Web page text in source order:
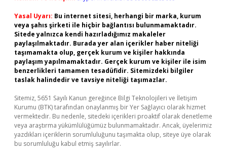
Yasal Uyarı: Bu internet sitesi, herhangi bir marka, kurum
veya şahıs şirketi ile hiçbir bağlantısı bulunmamaktadır.
Sitede yalnızca kendi hazırladığımız makaleler
paylaşılmaktadır. Burada yer alan içerikler haber niteliği
taşımamakta olup, gerçek kurum ve kişiler hakkında
paylaşım yapılmamaktadır. Gerçek kurum ve kişiler ile isim
benzerlikleri tamamen tesadüfidir. Sitemizdeki bilgiler
taslak halindedir ve tavsiye niteliği taşımazlar.
Sitemiz, 5651 Sayılı Kanun gereğince Bilgi Teknolojileri ve İletişim
Kurumu (BTK) tarafından onaylanmış bir Yer Sağlayıcı olarak hizmet
vermektedir. Bu nedenle, sitedeki içerikleri proaktif olarak denetleme
veya araştırma yükümlülüğümüz bulunmamaktadır. Ancak, üyelerimiz
yazdıkları içeriklerin sorumluluğunu taşımakta olup, siteye üye olarak
bu sorumluluğu kabul etmiş sayılırlar.